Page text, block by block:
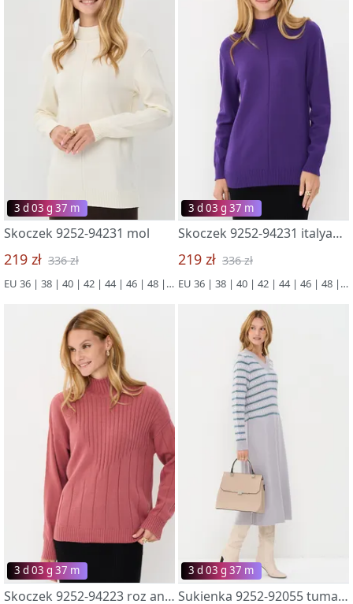
3 d 03 g 37 m
Skoczek 9252-94231 mol
219 zł 336 zł
EU 36 | 38 | 40 | 42 | 44 | 46 | 48 | 50
3 d 03 g 37 m
Skoczek 9252-94231 italyanskaya sliva
219 zł 336 zł
EU 36 | 38 | 40 | 42 | 44 | 46 | 48 | 50
3 d 03 g 37 m
Skoczek 9252-94223 roz antik
3 d 03 g 37 m
Sukienka 9252-92055 tuman/perlamutr/izumrud/bel